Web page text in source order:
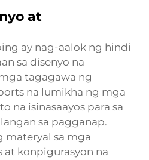
at
ay nag-aalok ng hindi
sa disenyo na
tagagawa ng
na lumikha ng mga
na isinasaayos para sa
sa pagganap.
materyal sa mga
konpigurasyon na